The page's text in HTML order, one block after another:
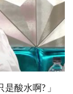
酸水啊? 」